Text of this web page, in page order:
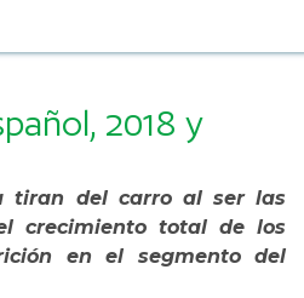
2018 y
tiran del carro al ser las
crecimiento total de los
en el segmento del